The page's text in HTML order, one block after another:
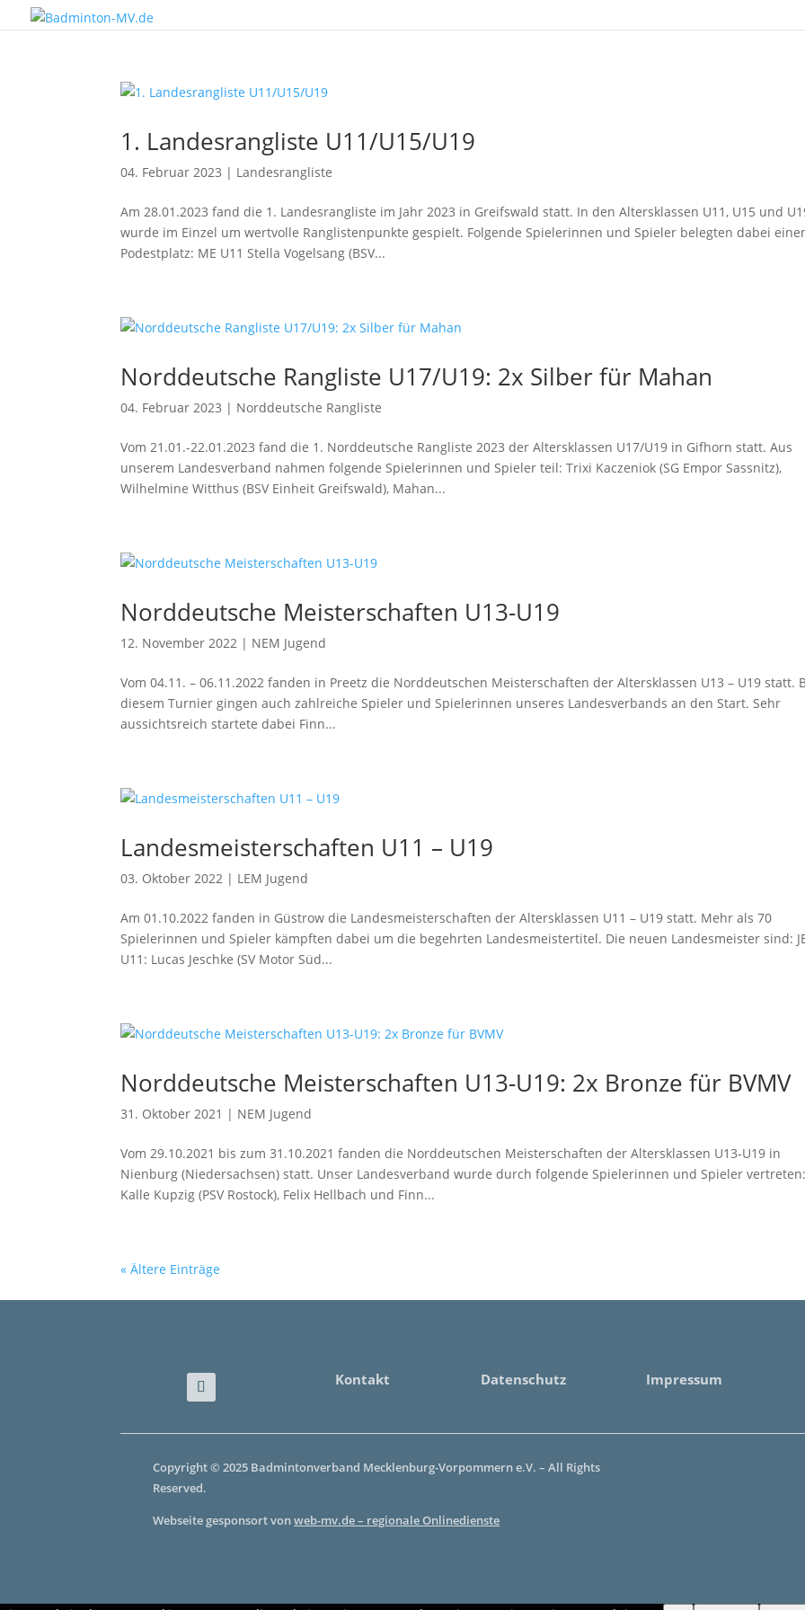
1. Landesrangliste U11/U15/U19
04. Februar 2023 | Landesrangliste
Am 28.01.2023 fand die 1. Landesrangliste im Jahr 2023 in Greifswald statt. In den Altersklassen U11, U15 und
wurde im Einzel um wertvolle Ranglistenpunkte gespielt. Folgende Spielerinnen und Spieler belegten dabei
Podestplatz: ME U11 Stella Vogelsang (BSV...
Norddeutsche Rangliste U17/U19: 2x Silber für Mahan
04. Februar 2023 | Norddeutsche Rangliste
Vom 21.01.-22.01.2023 fand die 1. Norddeutsche Rangliste 2023 der Altersklassen U17/U19 in Gifhorn statt. Aus
unserem Landesverband nahmen folgende Spielerinnen und Spieler teil: Trixi Kaczeniok (SG Empor Sassnitz),
Wilhelmine Witthus (BSV Einheit Greifswald), Mahan...
Norddeutsche Meisterschaften U13-U19
12. November 2022 | NEM Jugend
Vom 04.11. – 06.11.2022 fanden in Preetz die Norddeutschen Meisterschaften der Altersklassen U13 – U19 statt.
diesem Turnier gingen auch zahlreiche Spieler und Spielerinnen unseres Landesverbands an den Start. Sehr
aussichtsreich startete dabei Finn...
Landesmeisterschaften U11 – U19
03. Oktober 2022 | LEM Jugend
Am 01.10.2022 fanden in Güstrow die Landesmeisterschaften der Altersklassen U11 – U19 statt. Mehr als 70
Spielerinnen und Spieler kämpften dabei um die begehrten Landesmeistertitel. Die neuen Landesmeister sind:
U11: Lucas Jeschke (SV Motor Süd...
Norddeutsche Meisterschaften U13-U19: 2x Bronze für BVMV
31. Oktober 2021 | NEM Jugend
Vom 29.10.2021 bis zum 31.10.2021 fanden die Norddeutschen Meisterschaften der Altersklassen U13-U19 in
Nienburg (Niedersachsen) statt. Unser Landesverband wurde durch folgende Spielerinnen und Spieler
Kalle Kupzig (PSV Rostock), Felix Hellbach und Finn...
« Ältere Einträge
Kontakt Datenschutz Impressum
Copyright © 2025 Badmintonverband Mecklenburg-Vorpommern e.V. – All Rights
Reserved.
Webseite gesponsort vonweb-mv.de – regionale Onlinedienste